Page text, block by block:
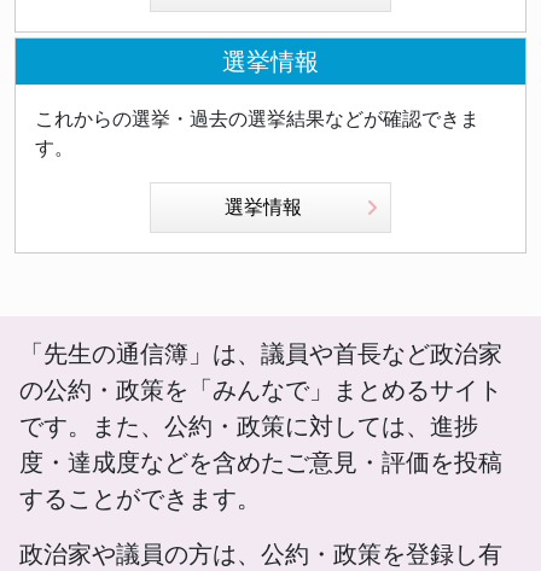
選挙情報
これからの選挙・過去の選挙結果などが確認できま
す。
選挙情報
「先生の通信簿」は、議員や首長など政治家
の公約・政策を「みんなで」まとめるサイト
です。また、公約・政策に対しては、進捗
度・達成度などを含めたご意見・評価を投稿
することができます。
政治家や議員の方は、公約・政策を登録し有